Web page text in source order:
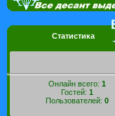
Статистика
Онлайн всего: 1
Гостей: 1
Пользователей: 0